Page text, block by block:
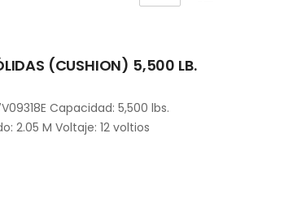
(CUSHION) 5,500 LB.
Capacidad: 5,500 lbs.
2.05 M Voltaje: 12 voltios